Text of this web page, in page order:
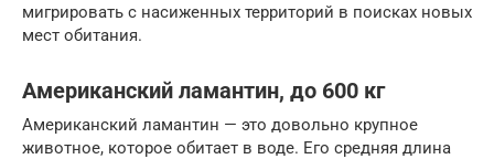
мигрировать с насиженных территорий в поисках новых
мест обитания.
Американский ламантин, до 600 кг
Американский ламантин — это довольно крупное
животное, которое обитает в воде. Его средняя длина